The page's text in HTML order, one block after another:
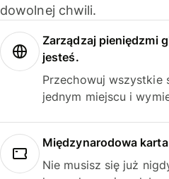
dowolnej chwili.
Zarządzaj pieniędzmi
jesteś.
Przechowuj wszystkie
jednym miejscu i
Międzynarodowa
Nie musisz się już